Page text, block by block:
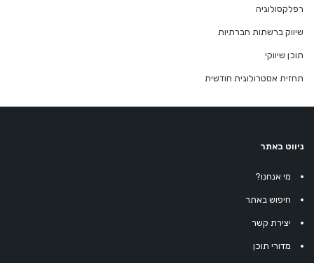
רפלקסולוגיה
שיווק ברשתות חברתיות
תוכן שיווקי
תחזית אסטרולוגית חודשית
ניווט באתר
מי אנחנו?
חיפוש באתר
יצירת קשר
מדורי תוכן